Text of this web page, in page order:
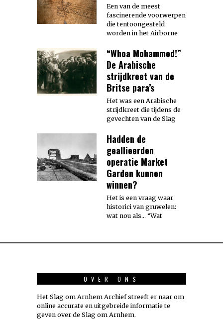
Een van de meest
fascinerende voorwerpen
die tentoongesteld
worden in het Airborne
“Whoa Mohammed!”
De Arabische
strijdkreet van de
Britse para’s
Het was een Arabische
strijdkreet die tijdens de
gevechten van de Slag
Hadden de
geallieerden
operatie Market
Garden kunnen
winnen?
Het is een vraag waar
historici van gruwelen:
wat nou als… “Wat
OVER ONS
Het Slag om Arnhem Archief streeft er naar om
online accurate en uitgebreide informatie te
geven over de Slag om Arnhem.